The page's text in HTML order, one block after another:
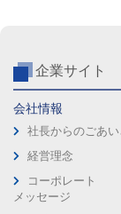
企業サイト
会社情報
社長からのごあい
経営理念
コーポレート
メッセージ